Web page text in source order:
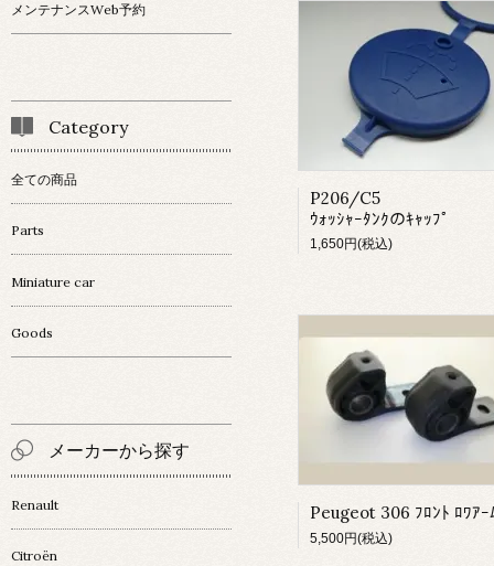
P206/C5
ｳｫｯｼｬｰﾀﾝｸのｷｬｯﾌﾟ
1,650円(税込)
5,500円(税込)
メンテナンスWeb予約
Category
全ての商品
Parts
Miniature car
Goods
メーカーから探す
Renault
Citroën